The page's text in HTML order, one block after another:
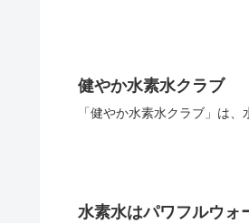
健やか水素水クラブ
「健やか水素水クラブ」は
水素水はパワフルウォ